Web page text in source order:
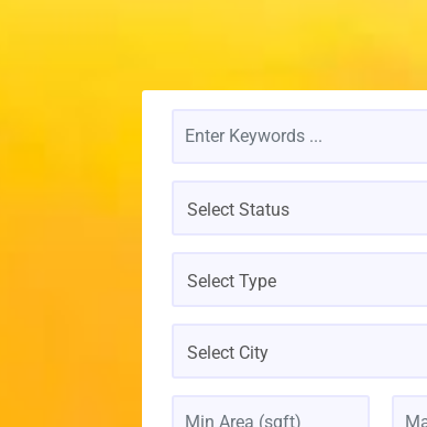
Select Status
Select Type
Select City